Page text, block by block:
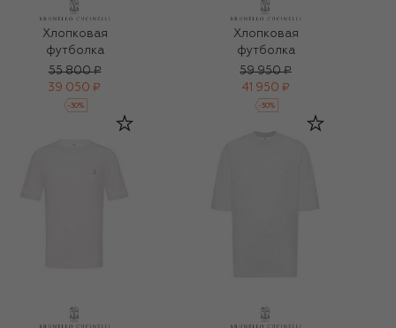
Хлопковая
футболка
55 800 ₽
39 050 ₽
-30%
Хлопковая
футболка
59 950 ₽
41 950 ₽
-30%